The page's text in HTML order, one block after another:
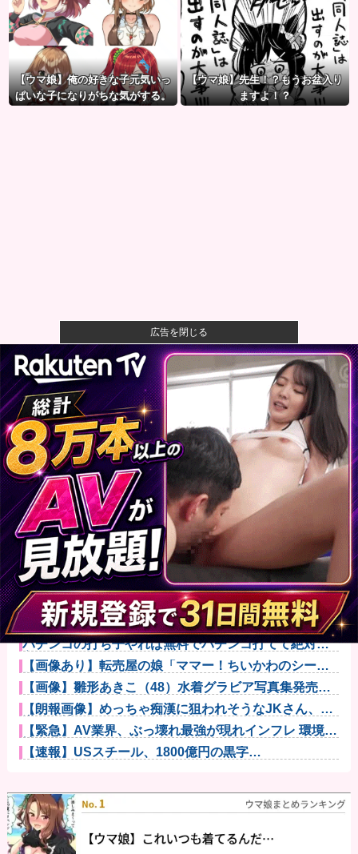
【ウマ娘】俺の好きな子元気いっ
ぱいな子になりがちな気がする。
【ウマ娘】先生！？もうお盆入り
ますよ！？
【画像】人工肛門の松本人志さん、最新の姿に心配の
声殺到…
【悲報】母親、息子を通して男の競争の厳しさを知る
ｗｗｗｗ
【悲報】八王子の夏祭り、衛生管理終わってた
【朗報】ハンターハンター最新話、ベンジャミンが覚
醒して主人公...
通算1906安打 274本塁打 152盗塁 OPS.835←...
【驚愕】雛形あきこさん48歳、22年ぶりの写真集で水
着グラビ...
〈満員山手線にベビーカーで炎上〉「折りたたまず乗
車できる」は...
F1ルーキーシーズンに3年分の経験を積んだ感覚とメル
セデスの...
パチンコの打ち子やれば無料でパチンコ打てて絶対に
負けないから...
【画像あり】転売屋の娘「ママー！ちいかわのシール
貼ったよー！...
【画像】雛形あきこ（48）水着グラビア写真集発売へ
ｗｗｗｗｗ...
【朗報画像】めっちゃ痴漢に狙われそうなJKさん、痴
漢を逮捕ｗ...
【緊急】AV業界、ぶっ壊れ最強が現れインフレ 環境崩
壊ｗｗｗ...
【速報】USスチール、1800億円の黒字
広告を閉じる